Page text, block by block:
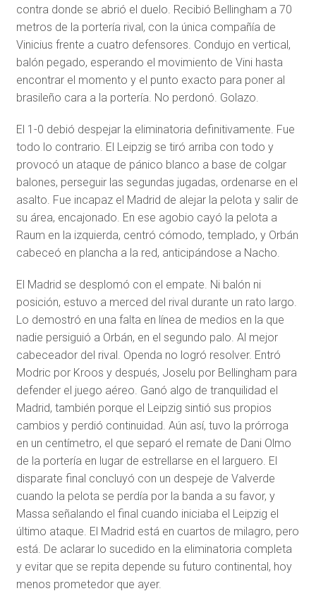
contra donde se abrió el duelo. Recibió Bellingham a 70
metros de la portería rival, con la única compañía de
Vinicius frente a cuatro defensores. Condujo en vertical,
balón pegado, esperando el movimiento de Vini hasta
encontrar el momento y el punto exacto para poner al
brasileño cara a la portería. No perdonó. Golazo.
El 1-0 debió despejar la eliminatoria definitivamente. Fue
todo lo contrario. El Leipzig se tiró arriba con todo y
provocó un ataque de pánico blanco a base de colgar
balones, perseguir las segundas jugadas, ordenarse en el
asalto. Fue incapaz el Madrid de alejar la pelota y salir de
su área, encajonado. En ese agobio cayó la pelota a
Raum en la izquierda, centró cómodo, templado, y Orbán
cabeceó en plancha a la red, anticipándose a Nacho.
El Madrid se desplomó con el empate. Ni balón ni
posición, estuvo a merced del rival durante un rato largo.
Lo demostró en una falta en línea de medios en la que
nadie persiguió a Orbán, en el segundo palo. Al mejor
cabeceador del rival. Openda no logró resolver. Entró
Modric por Kroos y después, Joselu por Bellingham para
defender el juego aéreo. Ganó algo de tranquilidad el
Madrid, también porque el Leipzig sintió sus propios
cambios y perdió continuidad. Aún así, tuvo la prórroga
en un centímetro, el que separó el remate de Dani Olmo
de la portería en lugar de estrellarse en el larguero. El
disparate final concluyó con un despeje de Valverde
cuando la pelota se perdía por la banda a su favor, y
Massa señalando el final cuando iniciaba el Leipzig el
último ataque. El Madrid está en cuartos de milagro, pero
está. De aclarar lo sucedido en la eliminatoria completa
y evitar que se repita depende su futuro continental, hoy
menos prometedor que ayer.